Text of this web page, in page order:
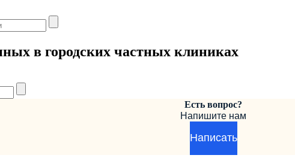
в городских частных клиниках
Есть вопрос?
Напишите нам
Написать